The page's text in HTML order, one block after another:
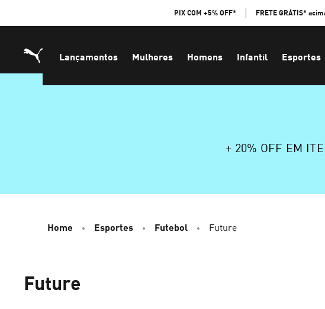
PIX COM +5% OFF* FRETE GRÁTIS*
Lançamentos Mulheres Homens Infantil Esportes
+ 20% OFF EM
Home Esportes Futebol Future
Future